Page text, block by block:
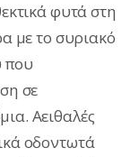
φυτά στη
με το συριακό
που
σε
Αειθαλές
οδοντωτά